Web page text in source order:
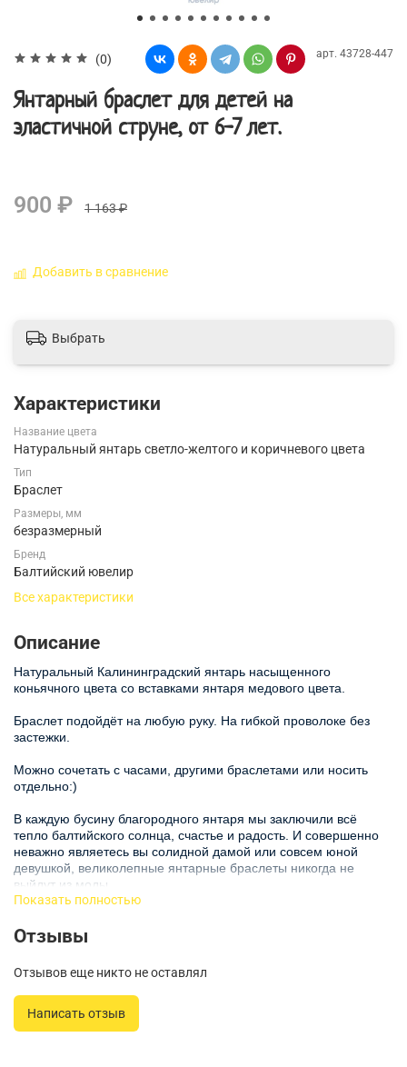
(0) арт. 43728-447
Янтарный браслет для детей на
эластичной струне, от 6-7 лет.
900 ₽ 1 163 ₽
Добавить в сравнение
Выбрать
Характеристики
Название цвета
Натуральный янтарь светло-желтого и коричневого цвета
Тип
Браслет
Размеры, мм
безразмерный
Бренд
Балтийский ювелир
Все характеристики
Описание
Натуральный Калининградский янтарь насыщенного
коньячного цвета со вставками янтаря медового цвета.
Браслет подойдёт на любую руку. На гибкой проволоке без
застежки.
Можно сочетать с часами, другими браслетами или носить
отдельно:)
В каждую бусину благородного янтаря мы заключили всё
тепло балтийского солнца, счастье и радость. И совершенно
неважно являетесь вы солидной дамой или совсем юной
девушкой, великолепные янтарные браслеты никогда не
выйдут из моды.
озаряет вашу жизнь.
НАШИ ПРЕИМУЩЕСТВА:
- Все украшения авторской ручной работы
- Натуральный балтийский янтарь из Янтарного комбината
Показать полностью
Отзывы
Отзывов еще никто не оставлял
Написать отзыв